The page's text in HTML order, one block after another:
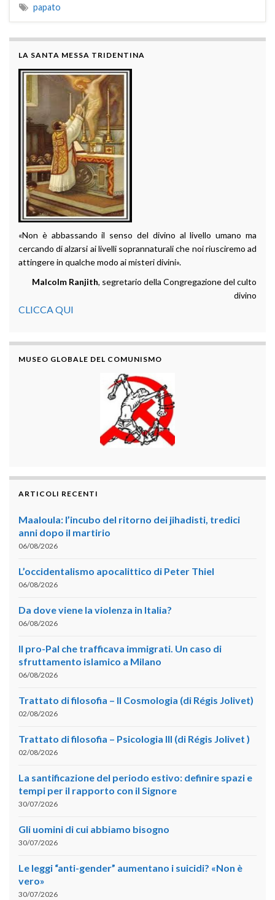
papato
LA SANTA MESSA TRIDENTINA
«Non è abbassando il senso del divino al livello umano ma
cercando di alzarsi ai livelli soprannaturali che noi riusciremo ad
attingere in qualche modo ai misteri divini».
Malcolm Ranjith, segretario della Congregazione del culto
divino
CLICCA QUI
MUSEO GLOBALE DEL COMUNISMO
ARTICOLI RECENTI
Maaloula: l’incubo del ritorno dei jihadisti, tredici
anni dopo il martirio
06/08/2026
L’occidentalismo apocalittico di Peter Thiel
06/08/2026
Da dove viene la violenza in Italia?
06/08/2026
Il pro-Pal che trafficava immigrati. Un caso di
sfruttamento islamico a Milano
06/08/2026
Trattato di filosofia – II Cosmologia (di Régis Jolivet)
02/08/2026
Trattato di filosofia – Psicologia III (di Régis Jolivet )
02/08/2026
La santificazione del periodo estivo: definire spazi e
tempi per il rapporto con il Signore
30/07/2026
Gli uomini di cui abbiamo bisogno
30/07/2026
Le leggi “anti-gender” aumentano i suicidi? «Non è
vero»
30/07/2026